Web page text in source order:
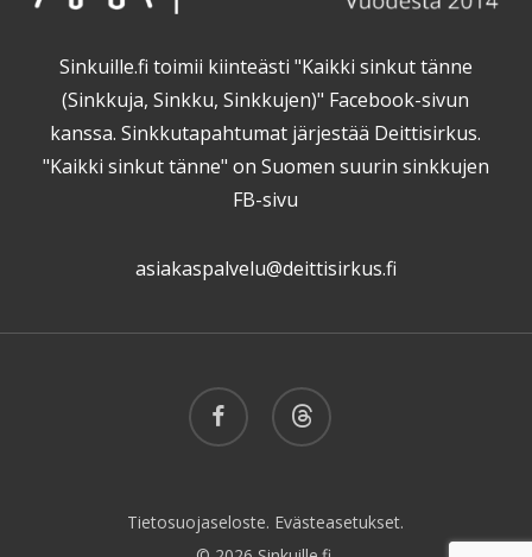
Sinkuille.fi toimii kiinteästi "Kaikki sinkut tänne
(Sinkkuja, Sinkku, Sinkkujen)" Facebook-sivun
kanssa. Sinkkutapahtumat järjestää Deittisirkus.
"Kaikki sinkut tänne" on Suomen suurin sinkkujen
FB-sivu
asiakaspalvelu@deittisirkus.fi
facebook threads
Tietosuojaseloste. Evästeasetukset.